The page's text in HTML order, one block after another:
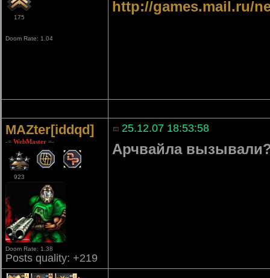
175
Doom Rate: 1.04
http://games.mail.ru/
MAZter[iddqd]
-= WebMaster =-
923
Doom Rate: 1.38
Posts quality: +219
25.12.07 18:53:58
Арчвайла